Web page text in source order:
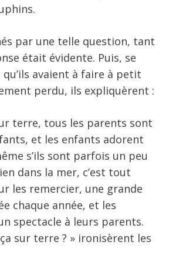
par une telle question, tant
était évidente. Puis, se
avaient à faire à petit
perdu, ils expliquèrent :
terre, tous les parents sont
et les enfants adorent
s’ils sont parfois un peu
dans la mer, c’est tout
les remercier, une grande
chaque année, et les
spectacle à leurs parents.
ça sur terre ? » ironisèrent les